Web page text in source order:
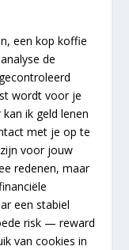
een kop koffie
de
wordt voor je
ik geld lenen
met je op te
voor jouw
redenen, maar
een stabiel
risk — reward
van cookies in